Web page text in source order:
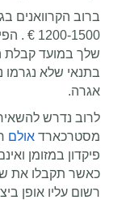
ברוב הקרוואנים
1200-
שלך במועד קבלת
בתנאי שלא נגרמו
אגרה.
לרוב נדרש
מסטרכארד אולם
פיקדון במזומן
כאשר תקבלו את
רשום עליו אופן